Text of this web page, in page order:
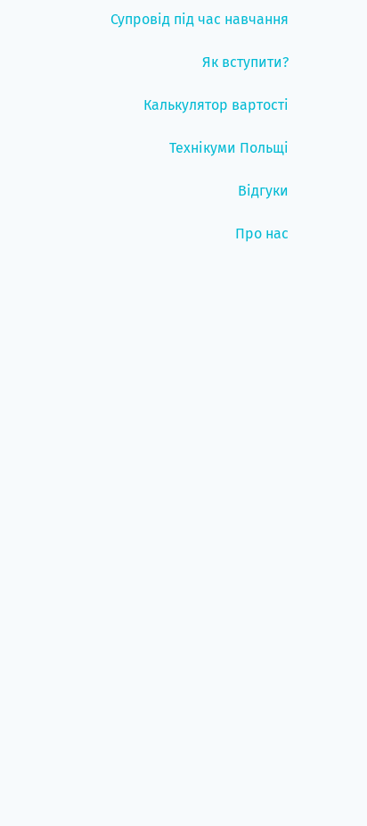
Супровід під час навчання
Як вступити?
Калькулятор вартості
Технікуми Польщі
Відгуки
Про нас